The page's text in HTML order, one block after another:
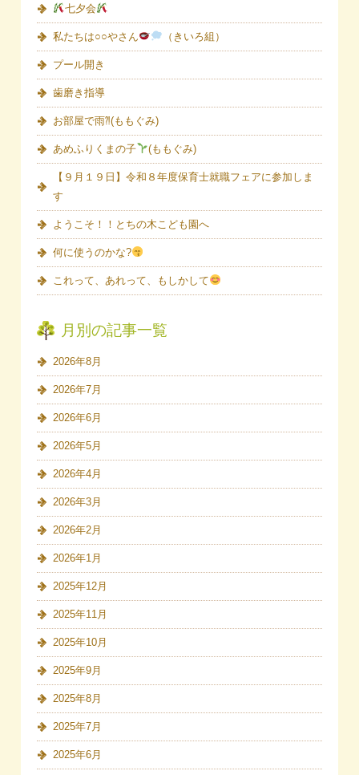
七夕会
私たちは○○やさん （きいろ組）
プール開き
歯磨き指導
お部屋で雨⁈(ももぐみ)
あめふりくまの子 (ももぐみ)
【９月１９日】令和８年度保育士就職フェアに参加しま
す
ようこそ！！とちの木こども園へ
何に使うのかな?
これって、あれって、もしかして
月別の記事一覧
2026年8月
2026年7月
2026年6月
2026年5月
2026年4月
2026年3月
2026年2月
2026年1月
2025年12月
2025年11月
2025年10月
2025年9月
2025年8月
2025年7月
2025年6月